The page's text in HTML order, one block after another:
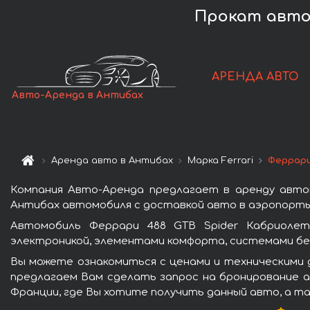
Прокат
Авто-Аренда в Антибах
АРЕНДА АВТО
Аренда авто в Антибах Марка Ferrari
Компания Авто-Аренда предлагает в аренду
Антибах автомобиля с доставкой авто в
Автомобиль Феррари 488 GTB Spider
электроникой, элементами комфорта, системами
Вы можете ознакомиться с ценами и
предлагаем Вам сделать запрос на бронирование
Франции, где Вы хотите получить данный авто, а